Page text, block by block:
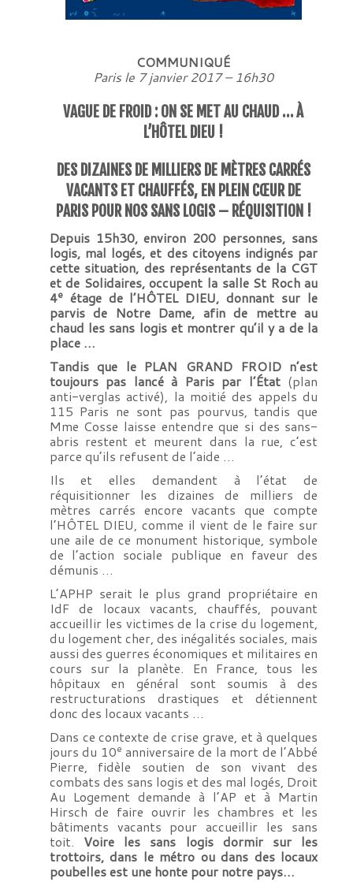
COMMUNIQUÉ
Paris le 7 janvier 2017 – 16h30
VAGUE DE FROID : ON SE MET AU CHAUD … À
L’HÔTEL DIEU !
DES DIZAINES DE MILLIERS DE MÈTRES CARRÉS
VACANTS ET CHAUFFÉS, EN PLEIN CŒUR DE
PARIS POUR NOS SANS LOGIS – RÉQUISITION !
Depuis 15h30, environ 200 personnes, sans
logis, mal logés, et des citoyens indignés par
cette situation, des représentants de la CGT
et de Solidaires, occupent la salle St Roch au
4eétage de l’HÔTEL DIEU, donnant sur le
parvis de Notre Dame, afin de mettre au
chaud les sans logis et montrer qu’il y a de la
place …
Tandis que le PLAN GRAND FROID n’est
toujours pas lancé à Paris par l’État(plan
anti-verglas activé), la moitié des appels du
115 Paris ne sont pas pourvus, tandis que
Mme Cosse laisse entendre que si des sans-
abris restent et meurent dans la rue, c’est
parce qu’ils refusent de l’aide …
Ils et elles demandent à l’état de
réquisitionner les dizaines de milliers de
mètres carrés encore vacants que compte
l’HÔTEL DIEU, comme il vient de le faire sur
une aile de ce monument historique, symbole
de l’action sociale publique en faveur des
démunis …
L’APHP serait le plus grand propriétaire en
IdF de locaux vacants, chauffés, pouvant
accueillir les victimes de la crise du logement,
du logement cher, des inégalités sociales, mais
aussi des guerres économiques et militaires en
cours sur la planète. En France, tous les
hôpitaux en général sont soumis à des
restructurations drastiques et détiennent
donc des locaux vacants …
Dans ce contexte de crise grave, et à quelques
jours du 10e anniversaire de la mort de l’Abbé
Pierre, fidèle soutien de son vivant des
combats des sans logis et des mal logés, Droit
Au Logement demande à l’AP et à Martin
Hirsch de faire ouvrir les chambres et les
bâtiments vacants pour accueillir les sans
toit. Voire les sans logis dormir sur les
trottoirs, dans le métro ou dans des locaux
poubelles est une honte pour notre pays…